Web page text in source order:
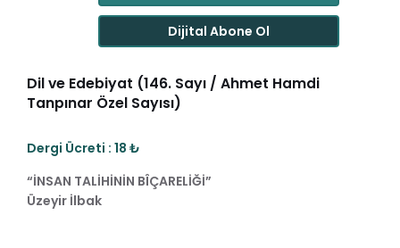
Dijital Abone Ol
Dil ve Edebiyat (146. Sayı / Ahmet Hamdi
Tanpınar Özel Sayısı)
Dergi Ücreti : 18 ₺
“İNSAN TALİHİNİN BÎÇARELİĞİ”
Üzeyir İlbak